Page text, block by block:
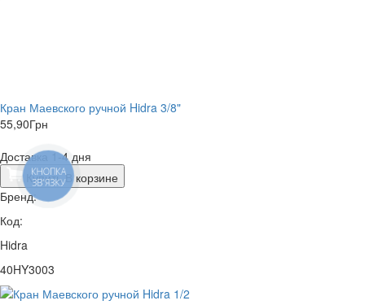
Кран Маевского ручной Hidra 3/8"
55,90Грн
Доставка 1-4 дня
КупитьВ корзине
Бренд:
Код:
Hidra
40HY3003
КНОПКА
ЗВ'ЯЗКУ